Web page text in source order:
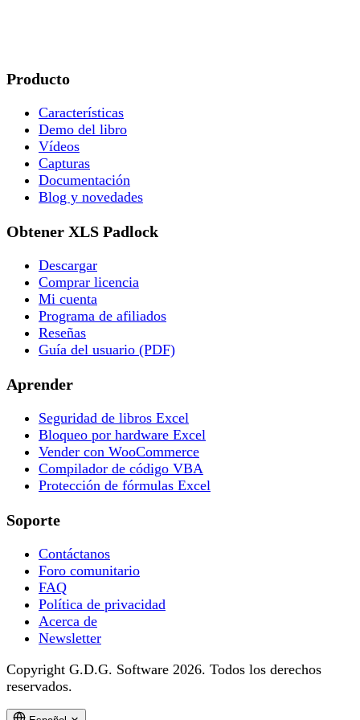
Producto
Características
Demo del libro
Vídeos
Capturas
Documentación
Blog y novedades
Obtener XLS Padlock
Descargar
Comprar licencia
Mi cuenta
Programa de afiliados
Reseñas
Guía del usuario (PDF)
Aprender
Seguridad de libros Excel
Bloqueo por hardware Excel
Vender con WooCommerce
Compilador de código VBA
Protección de fórmulas Excel
Soporte
Contáctanos
Foro comunitario
FAQ
Política de privacidad
Acerca de
Newsletter
Copyright G.D.G. Software 2026. Todos los derechos
reservados.